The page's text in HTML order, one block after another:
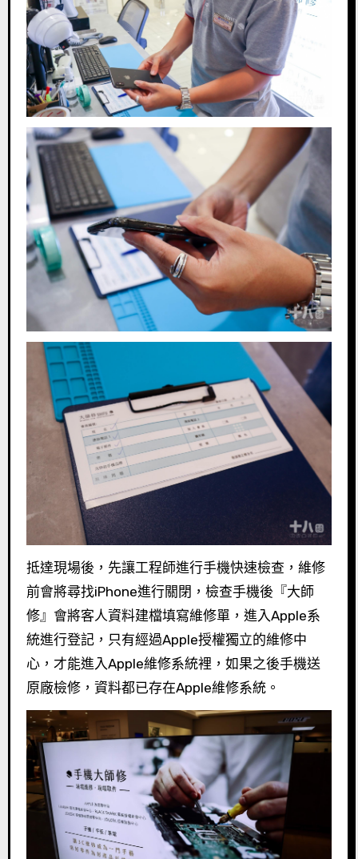
抵達現場後，先讓工程師進行手機快速檢查，維修
前會將尋找iPhone進行關閉，檢查手機後『大師
修』會將客人資料建檔填寫維修單，進入Apple系
統進行登記，只有經過Apple授權獨立的維修中
心，才能進入Apple維修系統裡，如果之後手機送
原廠檢修，資料都已存在Apple維修系統。